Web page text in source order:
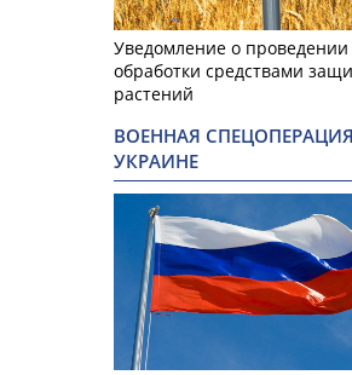
Уведомление о проведении
обработки средствами
растений
ВОЕННАЯ
УКРАИНЕ